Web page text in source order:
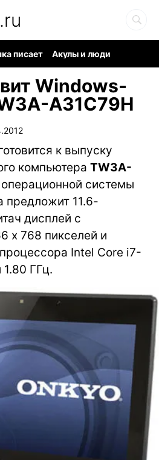
писает
Акулы и люди
Windows-
A31C79H
к выпуску
компьютера TW3A-
операционной системы
предложит 11.6-
дисплей с
x 768 пикселей и
Intel Core i7-
1.80 ГГц.